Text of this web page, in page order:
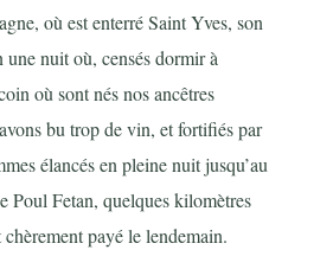
où est enterré Saint Yves, son
nuit où, censés dormir à
où sont nés nos ancêtres
bu trop de vin, et fortifiés par
élancés en pleine nuit jusqu’au
Poul Fetan, quelques kilomètres
payé le lendemain.